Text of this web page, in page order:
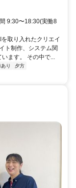
9:30〜18:30(実働8
取り入れたクリエイ
ト制作、システム関
ます。 その中で...
り
夕方